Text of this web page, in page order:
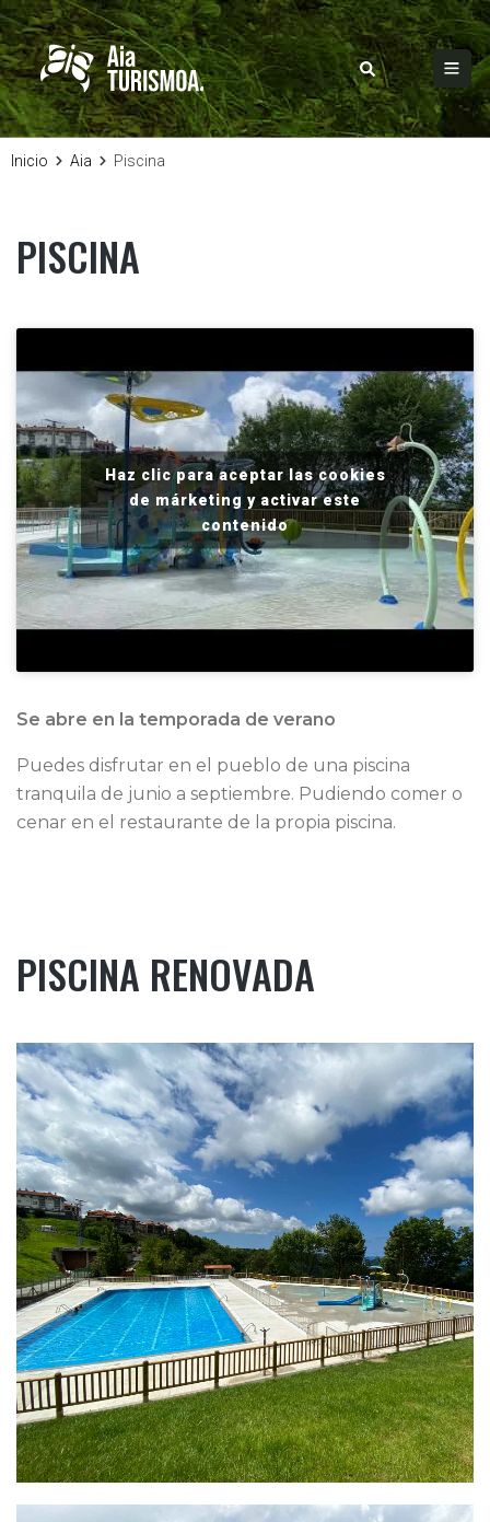
Inicio Aia Piscina
PISCINA
Haz clic para aceptar las cookies
de márketing y activar este
contenido
Se abre en la temporada de verano
Puedes disfrutar en el pueblo de una piscina
tranquila de junio a septiembre. Pudiendo comer o
cenar en el restaurante de la propia piscina.
PISCINA RENOVADA